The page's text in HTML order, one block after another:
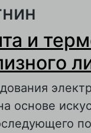
и
основе